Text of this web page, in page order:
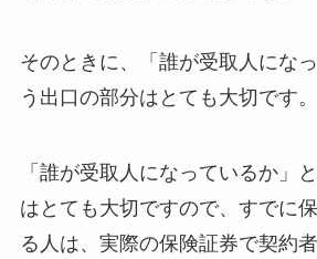
そのときに、「誰が受取人にな
う出口の部分はとても大切です。
「誰が受取人になっているか」
はとても大切ですので、すでに
る人は、実際の保険証券で契約